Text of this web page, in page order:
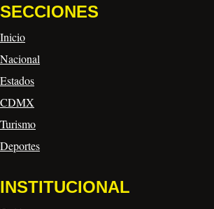
SECCIONES
Inicio
Nacional
Estados
CDMX
Turismo
Deportes
INSTITUCIONAL